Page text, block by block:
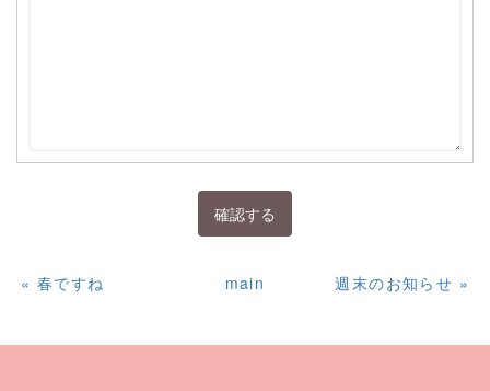
« 春ですね main 週末のお知らせ »